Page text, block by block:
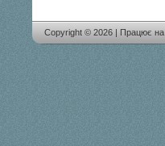
Copyright © 2026 | Працює на